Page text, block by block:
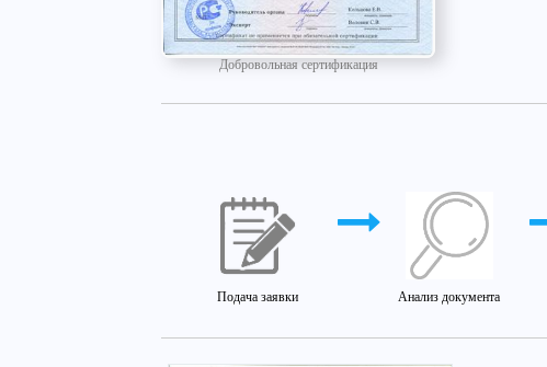
Добровольная сертификация
Подача заявки Анализ документа